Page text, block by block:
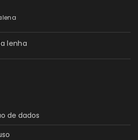
lenha
de dados